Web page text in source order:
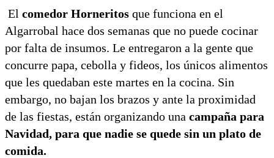
El comedor Horneritos que funciona en el
Algarrobal hace dos semanas que no puede cocinar
por falta de insumos. Le entregaron a la gente que
concurre papa, cebolla y fideos, los únicos alimentos
que les quedaban este martes en la cocina. Sin
embargo, no bajan los brazos y ante la proximidad
de las fiestas, están organizando una campaña para
Navidad, para que nadie se quede sin un plato de
comida.